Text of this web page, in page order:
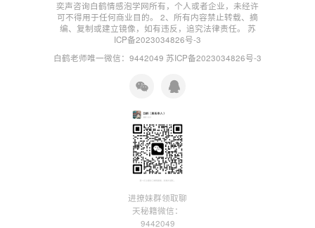
奕声咨询白鹤情感泡学网所有，个人或者企业，未经许
可不得用于任何商业目的。 2、所有内容禁止转载、摘
编、复制或建立镜像，如有违反，追究法律责任。 苏
ICP备2023034826号-3
白鹤老师唯一微信：9442049 苏ICP备2023034826号-3
进撩妹群领取聊
天秘籍微信：
9442049